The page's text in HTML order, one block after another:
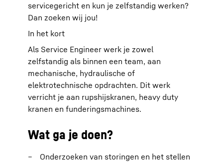
servicegericht en kun je zelfstandig werken?
Dan zoeken wij jou!
In het kort
Als Service Engineer werk je zowel
zelfstandig als binnen een team, aan
mechanische, hydraulische of
elektrotechnische opdrachten. Dit werk
verricht je aan rupshijskranen, heavy duty
kranen en funderingsmachines.
Wat ga je doen?
Onderzoeken van storingen en het stellen